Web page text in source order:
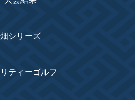
畑シリーズ
ティーゴルフ